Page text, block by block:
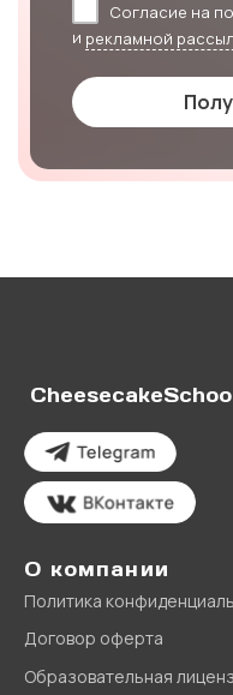
Согласие на
и рекламной
О компании
Политика
Договор оферта
Образовательная